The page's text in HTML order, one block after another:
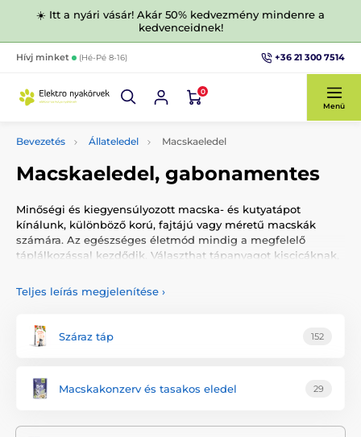
☀️ Itt a nyári vásár! Akár 50% kedvezmény mindenre a
kedvenceidnek!
Hívj minket (Hé-Pé 8-16) +36 21 300 7514
0
Menü
Bevezetés Állateledel Macskaeledel
Macskaeledel, gabonamentes
Minőségi és kiegyensúlyozott macska- és kutyatápot
kínálunk, különböző korú, fajtájú vagy méretű macskák
számára. Az egészséges életmód mindig a megfelelő
táplálkozással kezdődik. Választhat tápanyagot kiscicáknak,
Teljes leírás megjelenítése ›
Száraz táp 152
Macskakonzerv és tasakos eledel 29